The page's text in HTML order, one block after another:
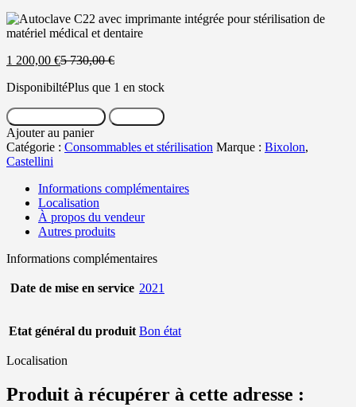
1 200,00 €Le
actuel
200,00 €.
5 730,00€Le
initial
DisponibiltéPlus que 1 en stock
quantité
de
Autoclave
C22
avec
imprimante
Ajouter au panier
Catégorie : Consommables et stérilisation Marque : Bixolon,
Castellini
Informations complémentaires
Localisation
À propos du vendeur
Autres produits
Informations complémentaires
Date de mise en service 2021
Etat général du produit Bon état
Localisation
Produit à récupérer à cette adresse :